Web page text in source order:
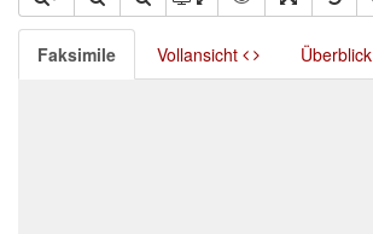
Faksimile Vollansicht Überblick